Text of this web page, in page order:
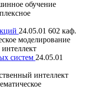
обучение
24.05.01 602 каф.
моделирование
систем 24.05.01
интеллект